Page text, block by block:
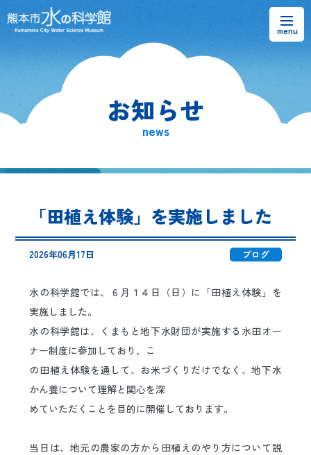
熊本市水の科学館とは
水のラーニングフィールド
日本語
お知らせ
news
「田植え体験」を実施しました
2026年06月17日 ブログ
水の科学館では、６月１４日（日）に「田植え体験」を
実施しました。
水の科学館は、くまもと地下水財団が実施する水田オー
ナー制度に参加しており、こ
の田植え体験を通して、お米づくりだけでなく、地下水
かん養について理解と関心を深
めていただくことを目的に開催しております。
当日は、地元の農家の方から田植えのやり方について説